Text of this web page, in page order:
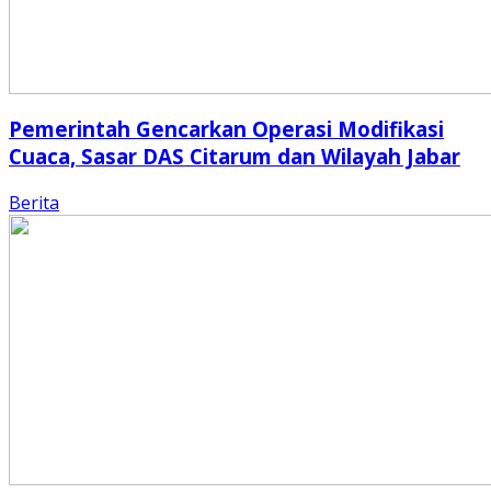
Pemerintah Gencarkan Operasi Modifikasi
Cuaca, Sasar DAS Citarum dan Wilayah Jabar
Berita